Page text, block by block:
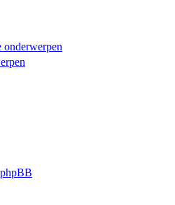
onderwerpen